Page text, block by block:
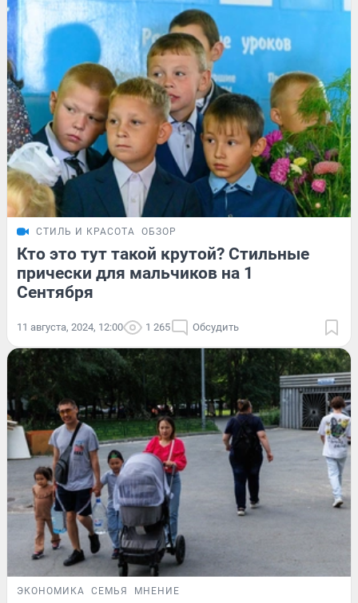
СТИЛЬ И КРАСОТА ОБЗОР
Кто это тут такой крутой? Стильные
прически для мальчиков на 1
Сентября
11 августа, 2024, 12:00 1 265 Обсудить
ЭКОНОМИКА СЕМЬЯ МНЕНИЕ